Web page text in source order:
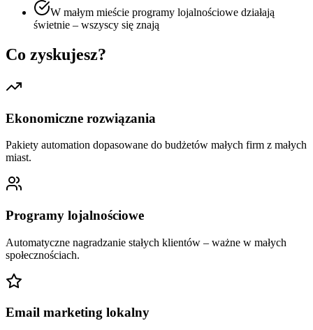
W małym mieście programy lojalnościowe działają
świetnie – wszyscy się znają
Co zyskujesz?
Ekonomiczne rozwiązania
Pakiety automation dopasowane do budżetów małych firm z małych
miast.
Programy lojalnościowe
Automatyczne nagradzanie stałych klientów – ważne w małych
społecznościach.
Email marketing lokalny